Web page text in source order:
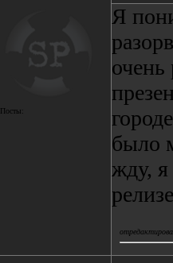
Посты:
Я
очень
было
жду,